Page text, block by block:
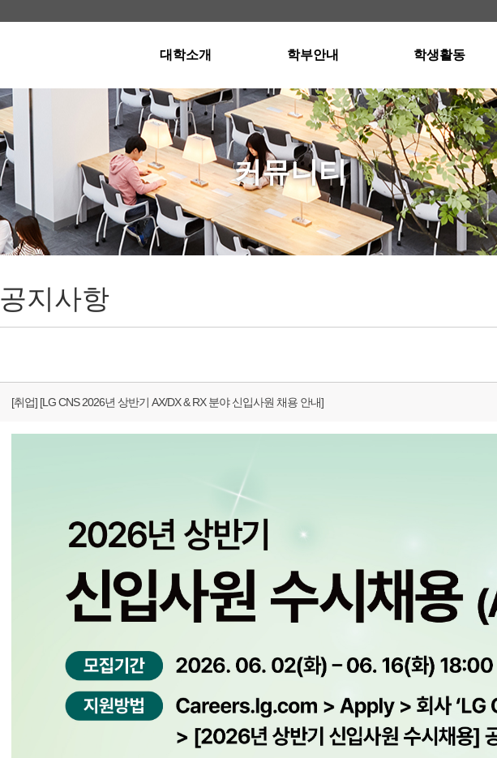
대학소개
학장인사말
교육이념
연혁 · 현황
교수진
행정부서
오시는길
학부안내
경영학부소개
국제통상학부소개
입학안내
교과과정
졸업요건
장학제도
외국어프로그램
학생활동
스터디그룹
스터디그룹 자료실
공인회계사반
공인회계사반 자료실
강의실 및 세미나실 대여
커뮤니티
공지사항
[취업] [LG CNS 2026년 상반기 AX/DX & RX 분야 신입사원 채용 안내]